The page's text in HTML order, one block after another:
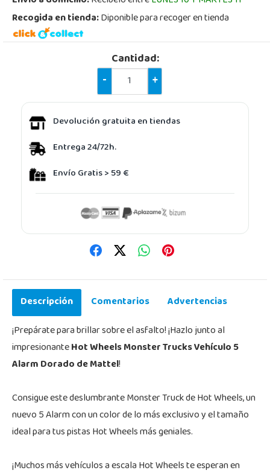
Recogida en tienda:Diponible para recoger en tienda
Cantidad:
-
+
Devolución gratuita en tiendas
Entrega 24/72h.
Envío Gratis > 59 €
Descripción Comentarios
Advertencias
¡Prepárate para brillar sobre el asfalto! ¡Hazlo junto al
impresionanteHot Wheels Monster Trucks Vehículo 5
Alarm Dorado de Mattel!
Consigue este deslumbrante Monster Truck de Hot Wheels, un
nuevo 5 Alarm con un color de lo más exclusivo y el tamaño
ideal para tus pistas Hot Wheels más geniales.
¡Muchos más vehículos a escala Hot Wheels te esperan en